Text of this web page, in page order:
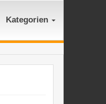
Kategorien